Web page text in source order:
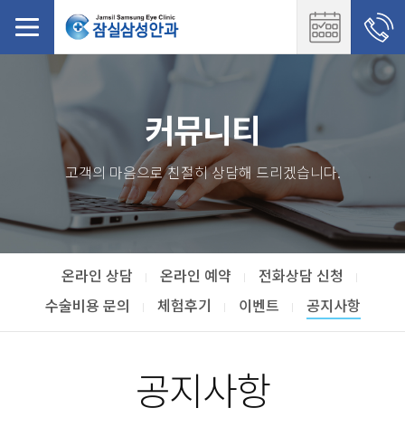
커뮤니티
고객의 마음으로 친절히 상담해 드리겠습니다.
온라인 상담 온라인 예약
전화상담 신청
수술비용 문의
체험후기 이벤트 공지사항
공지사항